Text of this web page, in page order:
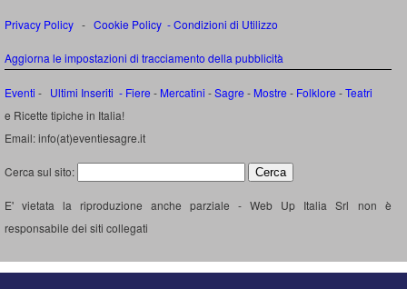
Privacy Policy - Cookie Policy -Condizioni di Utilizzo
Aggiorna le impostazioni di tracciamento della pubblicità
Eventi - Ultimi Inseriti - Fiere - Mercatini -Sagre - Mostre - Folklore -Teatri
e Ricette tipiche in Italia!
Email: info(at)eventiesagre.it
Cerca sul sito:
E' vietata la riproduzione anche parziale - Web Up Italia Srl non è
responsabile dei siti collegati